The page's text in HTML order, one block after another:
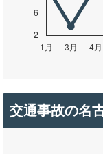
交通事故の名